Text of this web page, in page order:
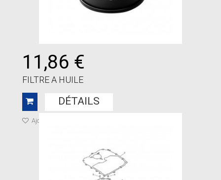
11,86 €
FILTRE A HUILE
DÉTAILS
Ajouter à ma liste de cadeaux